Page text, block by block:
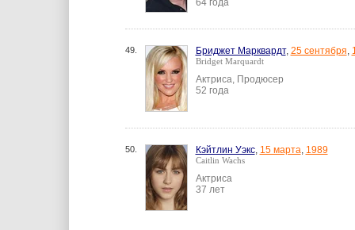
64 года
49. Бриджет Марквардт, 25 сентября,
Bridget Marquardt
Актриса, Продюсер
52 года
50. Кэйтлин Уэкс, 15 марта, 1989
Caitlin Wachs
Актриса
37 лет